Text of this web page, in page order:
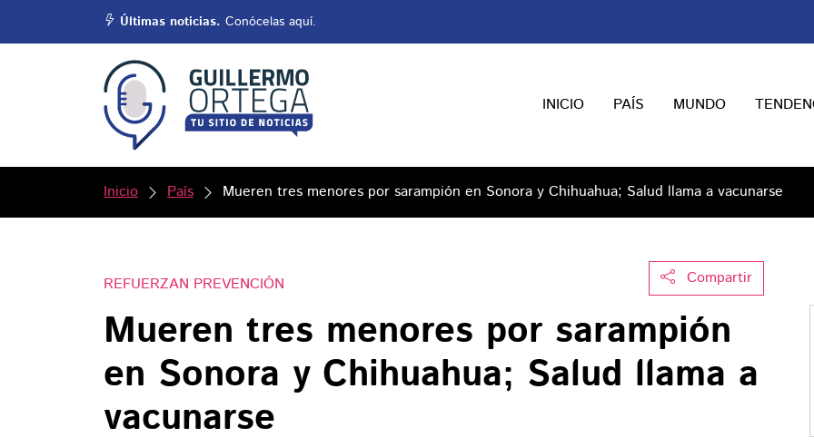
Últimas noticias. Conócelas aquí.
INICIO PAÍS MUNDO
Inicio País Mueren tres menores por sarampión en Sonora y Chihuahua; Salud llama a vacunarse
Compartir
REFUERZAN PREVENCIÓN
Mueren tres menores por sarampión
en Sonora y Chihuahua; Salud llama a
vacunarse